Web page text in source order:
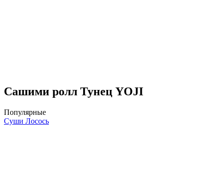
Сашими ролл Тунец YOJI
Популярные
Суши Лосось